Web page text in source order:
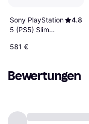
Sony PlayStation
5 (PS5) Slim
Edition
4.8
581 €
Bewertungen